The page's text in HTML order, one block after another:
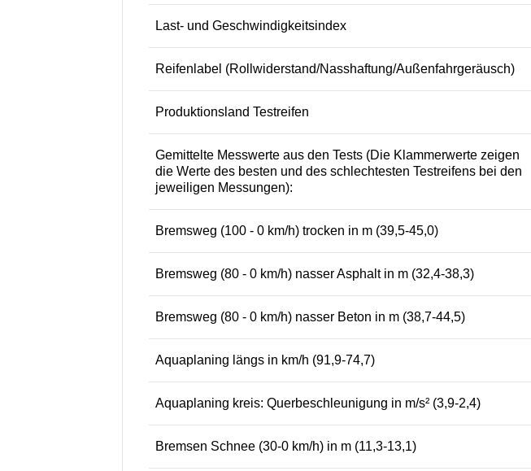
Last- und Geschwindigkeitsindex
Reifenlabel (Rollwiderstand/Nasshaftung/Außenfahrgeräusch)
Produktionsland Testreifen
Gemittelte Messwerte aus den Tests (Die Klammerwerte zeigen
die Werte des besten und des schlechtesten Testreifens bei den
jeweiligen Messungen):
Bremsweg (100 - 0 km/h) trocken in m (39,5-45,0)
Bremsweg (80 - 0 km/h) nasser Asphalt in m (32,4-38,3)
Bremsweg (80 - 0 km/h) nasser Beton in m (38,7-44,5)
Aquaplaning längs in km/h (91,9-74,7)
Aquaplaning kreis: Querbeschleunigung in m/s² (3,9-2,4)
Bremsen Schnee (30-0 km/h) in m (11,3-13,1)